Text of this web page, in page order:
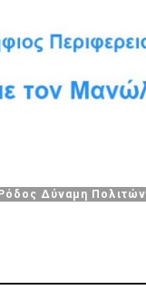
Δύναμη Πολιτών